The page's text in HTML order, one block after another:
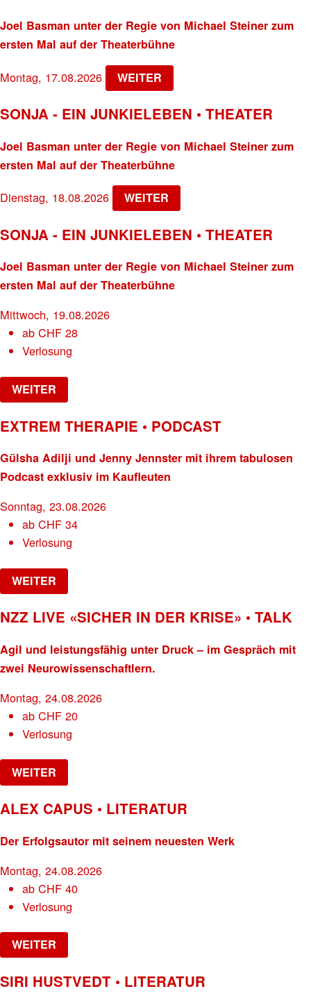
Joel Basman unter der Regie von Michael Steiner zum
ersten Mal auf der Theaterbühne
Montag, 17.08.2026 WEITER
SONJA - EIN JUNKIELEBEN • THEATER
Joel Basman unter der Regie von Michael Steiner zum
ersten Mal auf der Theaterbühne
Dienstag, 18.08.2026 WEITER
SONJA - EIN JUNKIELEBEN • THEATER
Joel Basman unter der Regie von Michael Steiner zum
ersten Mal auf der Theaterbühne
Mittwoch, 19.08.2026
abCHF 28
Verlosung
WEITER
EXTREM THERAPIE • PODCAST
Gülsha Adilji und Jenny Jennster mit ihrem tabulosen
Podcast exklusiv im Kaufleuten
Sonntag, 23.08.2026
abCHF 34
Verlosung
WEITER
NZZ LIVE «SICHER IN DER KRISE» • TALK
Agil und leistungsfähig unter Druck – im Gespräch mit
zwei Neurowissenschaftlern.
Montag, 24.08.2026
abCHF 20
Verlosung
WEITER
ALEX CAPUS • LITERATUR
Der Erfolgsautor mit seinem neuesten Werk
Montag, 24.08.2026
abCHF 40
Verlosung
WEITER
SIRI HUSTVEDT • LITERATUR